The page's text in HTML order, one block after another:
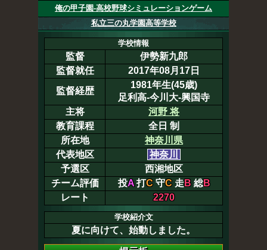
俺の甲子園-高校野球シミュレーションゲーム
私立三の丸学園高等学校
学校情報
監督
伊勢新九郎
監督就任
2017年08月17日
監督経歴
1981年生(45歳)
足利高-今川大-興国寺
主将
河野 将
教育課程
全日 制
所在地
神奈川県
代表地区
神奈川
予選区
西湘地区
チーム評価
投A打C守C走 B総B
レート
2270
学校紹介文
夏に向けて、始動しました。